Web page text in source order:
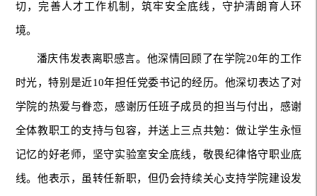
切，完善人才工作机制，筑牢安全底线，守护清朗育人环
境。
潘庆伟发表离职感言。他深情回顾了在学院20年的工作
时光，特别是近10年担任党委书记的经历。他深切表达了对
学院的热爱与眷恋，感谢历任班子成员的担当与付出，感谢
全体教职工的支持与包容，并送上三点共勉：做让学生永恒
记忆的好老师，坚守实验室安全底线，敬畏纪律恪守职业底
线。他表示，虽转任新职，但仍会持续关心支持学院建设发